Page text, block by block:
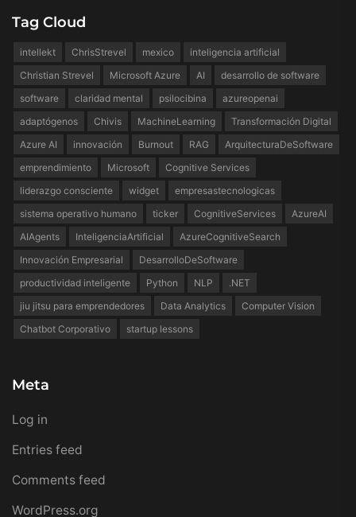
Tag Cloud
intellekt ChrisStrevel mexico
inteligencia artificial
Christian Strevel
Microsoft Azure AI
desarrollo de software
software
claridad mental psilocibina
azureopenai
adaptógenos
Chivis MachineLearning
Transformación Digital
Azure AI
innovación Burnout RAG
ArquitecturaDeSoftware
emprendimiento
Microsoft
Cognitive Services
liderazgo consciente
widget
empresastecnologicas
sistema operativo humano
ticker CognitiveServices
AzureAI
AIAgents
InteligenciaArtificial
AzureCognitiveSearch
Innovación Empresarial
DesarrolloDeSoftware
productividad inteligente
Python NLP
.NET
jiu jitsu para emprendedores
Data Analytics
Computer Vision
Chatbot Corporativo
startup lessons
Meta
Log in
Entries feed
Comments feed
WordPress.org